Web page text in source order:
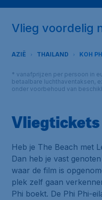
Vlieg voordelig
AZIË THAILAND KOH
* vanafprijzen per persoon in
betaalbare luchthaventaksen,
onder voorbehoud van
Vliegtickets
Heb je The Beach met
Dan heb je vast
waar de film is
plek zelf gaan
Phi boekt. De Phi Phi-